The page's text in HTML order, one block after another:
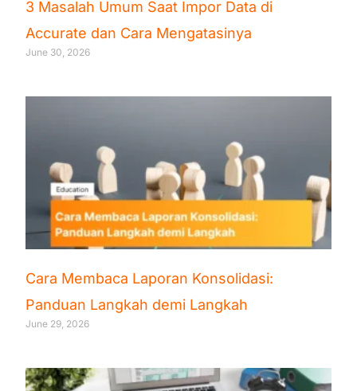
3 Masalah Umum Saat Impor Data di
Accurate dan Cara Mengatasinya
June 30, 2026
Cara Membaca Laporan Konsolidasi:
Panduan Langkah demi Langkah
June 29, 2026